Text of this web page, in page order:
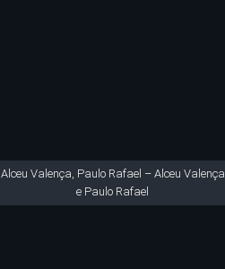
Alceu Valença, Paulo Rafael – Alceu Valença
e Paulo Rafael